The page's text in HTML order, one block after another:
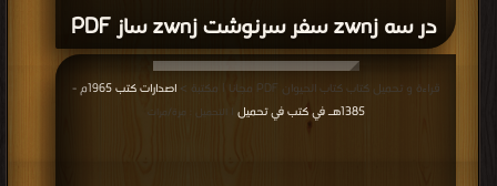
در سه zwnj سفر سرنوشت zwnj ساز PDF
قراءة و تحميل كتاب كتاب الحيوان PDF مجانا | مكتبة >
اصدارات كتب 1965م -
1385هـ في كتب في تحميل
| التحميل : مرة/مرات